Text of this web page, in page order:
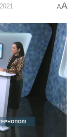
AA